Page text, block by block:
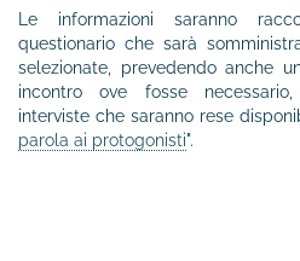
Le informazioni saranno
questionario che sarà
selezionate, prevedendo anche
incontro ove fosse
interviste che saranno rese
parola ai protogonisti".